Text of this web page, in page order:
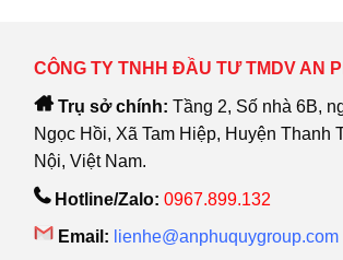
CÔNG TY TNHH ĐẦU TƯ TMDV AN
Trụ sở chính: Tầng 2, Số nhà 6B,
Ngọc Hồi, Xã Tam Hiệp, Huyện Thanh
Nội, Việt Nam.
Hotline/Zalo: 0967.899.132
Email: lienhe@anphuquygroup.com